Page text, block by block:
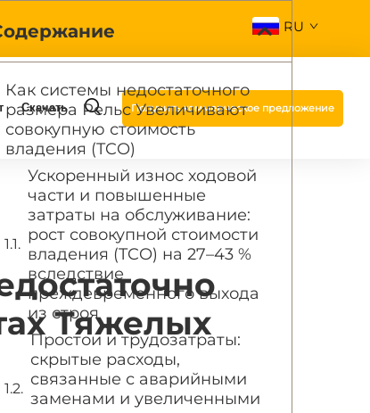
RU
Скачать Получить коммерческое предложение
Тяжелых
Как системы недостаточного
размера Рельс Увеличивают
совокупную стоимость
владения (TCO)
Ускоренный износ ходовой
части и повышенные
затраты на обслуживание:
рост совокупной стоимости
владения (TCO) на 27–43 %
вследствие
преждевременного выхода
из строя
Простои и трудозатраты:
скрытые расходы,
связанные с аварийными
заменами и увеличенными